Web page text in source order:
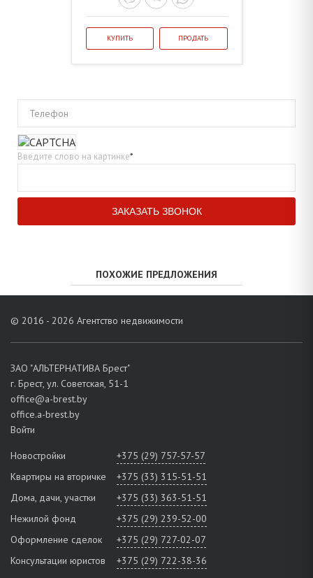
КУПИТЬ ПРОДАТЬ
Телефон
Введите слово на картинке*
ПОХОЖИЕ ПРЕДЛОЖЕНИЯ
© 2016 - 2026 Агентство недвижимости
ЗАО "АЛЬТЕРНАТИВА Брест"
г. Брест, ул. Советская, 51-1
office@a-brest.by
office.a-brest.by
Войти
Новостройки
+375 (29) 757-57-57
Квартиры на вторичке
+375 (33) 315-51-51
Дома, дачи, участки
+375 (33) 363-51-51
Нежилой фонд
+375 (29) 239-52-00
Оформление сделок
+375 (29) 727-02-07
Консультации юристов
+375 (29) 722-38-36